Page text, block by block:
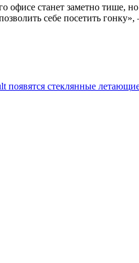
станет заметно тише,
себе посетить гонку»,
появятся стеклянные